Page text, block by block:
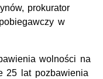
prokurator
w
wolności na
25 lat pozbawienia